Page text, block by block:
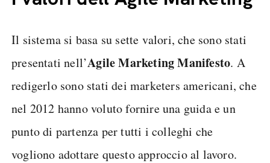
Il sistema si basa su sette valori, che sono stati
presentati nell’Agile Marketing Manifesto. A
redigerlo sono stati dei marketers americani, che
nel 2012 hanno voluto fornire una guida e un
punto di partenza per tutti i colleghi che
vogliono adottare questo approccio al lavoro.